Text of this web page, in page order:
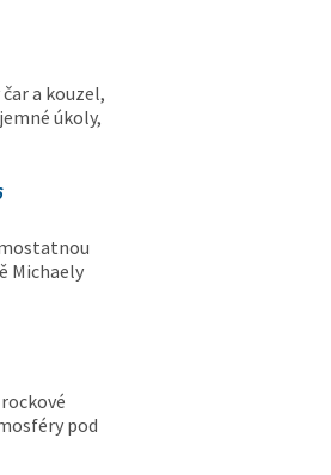
a kouzel,
úkoly,
Michaely
pod